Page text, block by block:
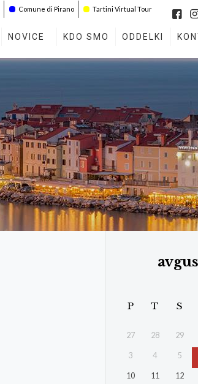
Comune di Pirano Tartini Virtual Tour
NOVICE KDO SMO ODDELKI
P T S
27 28 29
3 4 5
10 11 12